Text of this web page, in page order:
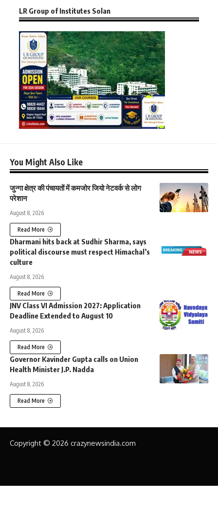
LR Group of Institutes Solan
You Might Also Like
जुन्गा क्षेत्र की पंचायतों में कमजोर जियो नेटवर्क से लोग
परेशान
August 8, 2026
Read More
Dharmani hits back at Sudhir Sharma, says
political discourse must respect Himachal’s
culture
August 8, 2026
Read More
JNV Class VI Admission 2027: Application
Deadline Extended to August 10
August 8, 2026
Read More
Governor Kavinder Gupta calls on Union
Health Minister J.P. Nadda
August 8, 2026
Read More
Copyright © 2026 crazynewsindia.com